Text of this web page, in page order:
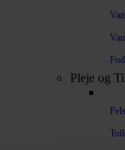
Pleje og